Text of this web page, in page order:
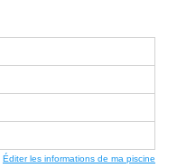
Éditer les informations de ma piscine